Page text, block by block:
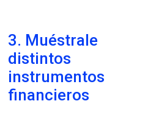
3. Muéstrale
distintos
instrumentos
financieros